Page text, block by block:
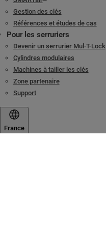
Gestion des clés
Références et études de cas
Pour les serruriers
Devenir un serrurier Mul-T-Lock
Cylindres modulaires
Machines à tailler les clés
Zone partenaire
Support
France